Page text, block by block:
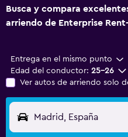
Busca y compara
arriendo de Enterprise
Entrega en el mismo punto
Edad del conductor: 25-26
Ver autos de arriendo solo
Madrid, España